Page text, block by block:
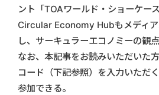
ント「TOAワールド・ショーケー
Circular Economy Hubもメディ
し、サーキュラーエコノミーの観
なお、本記事をお読みいただいた
コード（下記参照）を入力いただ
参加できる。